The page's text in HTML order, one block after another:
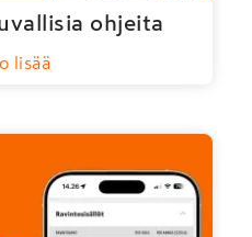
ohjeita
lisää